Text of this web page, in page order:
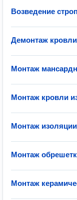
Возведение
Демонтаж кровли
Монтаж
Монтаж кровли
Монтаж
Монтаж
Монтаж